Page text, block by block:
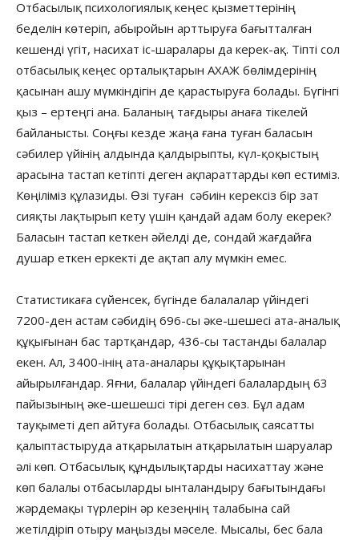
Отбасылық психологиялық кеңес қызметтерінің
беделін көтеріп, абыройын арттыруға бағытталған
кешенді үгіт, насихат іс-шаралары да керек-ақ. Тіпті сол
отбасылық кеңес орталықтарын АХАЖ бөлімдерінің
қасынан ашу мүмкіндігін де қарастыруға болады. Бүгінгі
қыз – ертеңгі ана. Баланың тағдыры анаға тікелей
байланысты. Соңғы кезде жаңа ғана туған баласын
сәбилер үйінің алдында қалдырыпты, күл-қоқыстың
арасына тастап кетіпті деген ақпараттарды көп естиміз.
Көңіліміз құлазиды. Өзі туған сәбиін керексіз бір зат
сияқты лақтырып кету үшін қандай адам болу екерек?
Баласын тастап кеткен әйелді де, сондай жағдайға
душар еткен еркекті де ақтап алу мүмкін емес.
Статистикаға сүйенсек, бүгінде балалалар үйіндегі
7200-ден астам сәбидің 696-сы әке-шешесі ата-аналық
құқығынан бас тартқандар, 436-сы тастанды балалар
екен. Ал, 3400-інің ата-аналары құқықтарынан
айырылғандар. Яғни, балалар үйіндегі балалардың 63
пайызының әке-шешешсі тірі деген сөз. Бұл адам
тауқыметі деп айтуға болады. Отбасылық саясатты
қалыптастыруда атқарылатын атқарылатын шаруалар
әлі көп. Отбасылық құндылықтарды насихаттау және
көп балалы отбасыларды ынталандыру бағытындағы
жәрдемақы түрлерін әр кезеңнің талабына сай
жетілдіріп отыру маңызды мәселе. Мысалы, бес бала